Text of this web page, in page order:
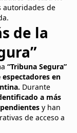
autoridades de
de la
“Tribuna Segura”
en
Durante
a más
y han
de acceso a